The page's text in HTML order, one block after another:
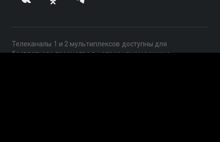
Телеканалы 1 и 2 мультиплексов доступны для
бесплатного просмотра в непрерывном режиме,